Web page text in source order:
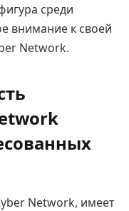
среди
внимание к своей
Network.
Network, имеет